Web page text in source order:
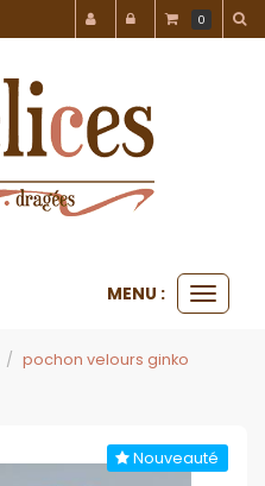
Ouvrir
le
MENU :
pochon velours ginko
Nouveauté
0